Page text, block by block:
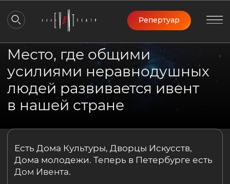
Репертуар
усилиями неравнодушных
людей развивается ивент
в нашей стране
Есть Дома Культуры, Дворцы Искусств,
Дома молодежи. Теперь в Петербурге есть
продюсеров, артистов и всех
специалистов, занятых в сфере праздников
и других событий.
Не будет лозунгов и громких слов.